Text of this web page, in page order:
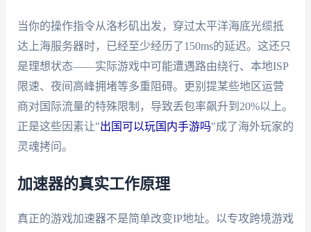
当你的操作指令从洛杉矶出发，穿过太平洋海底光缆抵
达上海服务器时，已经至少经历了150ms的延迟。这还只
是理想状态——实际游戏中可能遭遇路由绕行、本地ISP
限速、夜间高峰拥堵等多重阻碍。更别提某些地区运营
商对国际流量的特殊限制，导致丢包率飙升到20%以上。
正是这些因素让"出国可以玩国内手游吗"成了海外玩家的
灵魂拷问。
加速器的真实工作原理
真正的游戏加速器不是简单改变IP地址。以专攻跨境游戏